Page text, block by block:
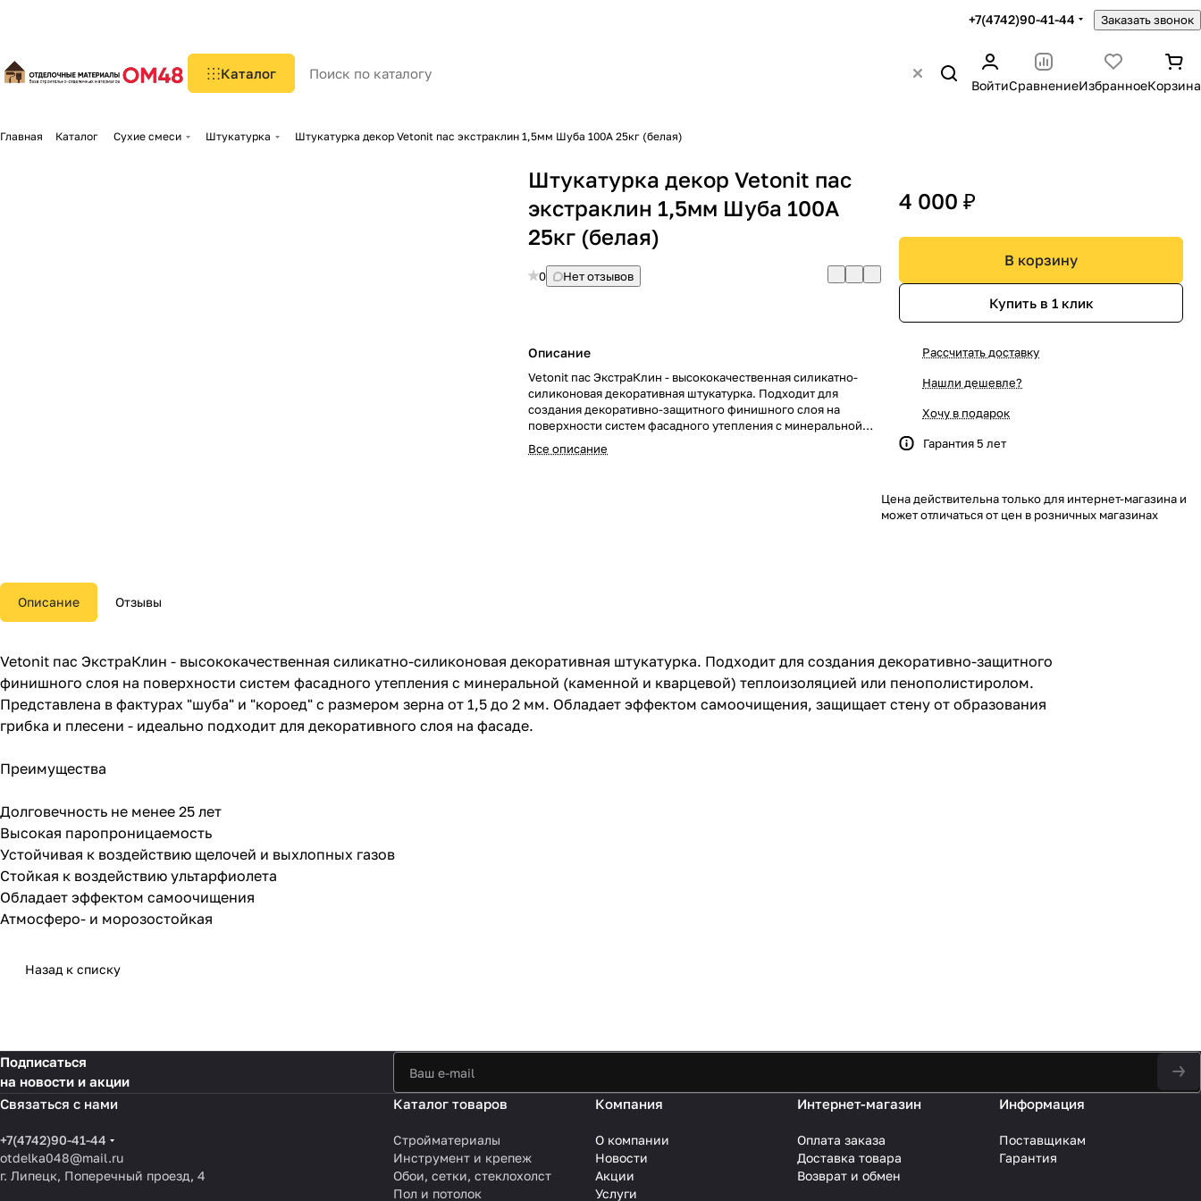
+7(4742)90-41-44 Заказать звонок
Каталог
ВойтиСравнениеИзбранноеКорзина
Главная Каталог Сухие смеси Штукатурка Штукатурка декор Vetonit пас экстраклин 1,5мм Шуба 100А 25кг (белая)
Штукатурка декор Vetonit пас
экстраклин 1,5мм Шуба 100А
25кг (белая)
0 Нет отзывов
Описание
Vetonit пас ЭкстраКлин - высококачественная силикатно-
силиконовая декоративная штукатурка. Подходит для
создания декоративно-защитного финишного слоя на
поверхности систем фасадного утепления c минеральной
(каменной и кварцевой) теплоизоляцией или
пенополистиролом. Представлена в фактурах "шуба" и
Все описание
4 000 ₽
В корзину
Купить в 1 клик
Рассчитать доставку
Нашли дешевле?
Хочу в подарок
Гарантия 5 лет
Цена действительна только для интернет-магазина и
может отличаться от цен в розничных магазинах
Описание Отзывы
Vetonit пас ЭкстраКлин - высококачественная силикатно-силиконовая декоративная штукатурка. Подходит для создания декоративно-защитного
финишного слоя на поверхности систем фасадного утепления c минеральной (каменной и кварцевой) теплоизоляцией или пенополистиролом.
Представлена в фактурах "шуба" и "короед" с размером зерна от 1,5 до 2 мм. Обладает эффектом самоочищения, защищает стену от образования
грибка и плесени - идеально подходит для декоративного слоя на фасаде.
Преимущества
Долговечность не менее 25 лет
Высокая паропроницаемость
Устойчивая к воздействию щелочей и выхлопных газов
Стойкая к воздействию ультарфиолета
Обладает эффектом самоочищения
Атмосферо- и морозостойкая
Назад к списку
Подписаться
на новости и акции
Связаться с нами
+7(4742)90-41-44
otdelka048@mail.ru
г. Липецк, Поперечный проезд, 4
Каталог товаров
Стройматериалы
Инструмент и крепеж
Обои, сетки, стеклохолст
Пол и потолок
Компания
О компании
Новости
Акции
Услуги
Интернет-магазин
Оплата заказа
Доставка товара
Возврат и обмен
Информация
Поставщикам
Гарантия